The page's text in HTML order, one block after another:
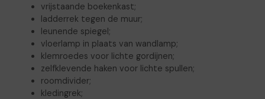
vrijstaande boekenkast;
ladderrek tegen de muur;
leunende spiegel;
vloerlamp in plaats van wandlamp;
klemroedes voor lichte gordijnen;
zelfklevende haken voor lichte spullen;
roomdivider;
kledingrek;